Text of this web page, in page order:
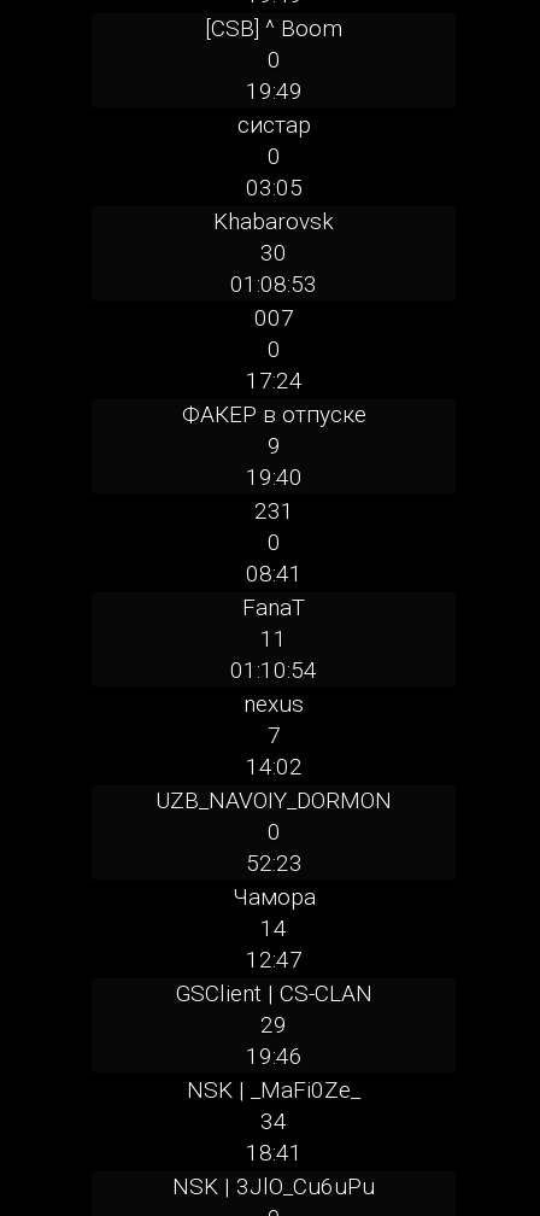
[CSB] ^ Boom
0
19:49
систар
0
03:05
Khabarovsk
30
01:08:53
007
0
17:24
ФАКЕР в отпуске
9
19:40
231
0
08:41
FanaT
11
01:10:54
nexus
7
14:02
UZB_NAVOIY_DORMON
0
52:23
Чамора
14
12:47
GSClient | CS-CLAN
29
19:46
NSK | _MaFi0Ze_
34
18:41
NSK | 3JlO_Cu6uPu